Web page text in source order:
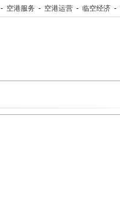
- 空港服务 - 空港运营 - 临空经济 -